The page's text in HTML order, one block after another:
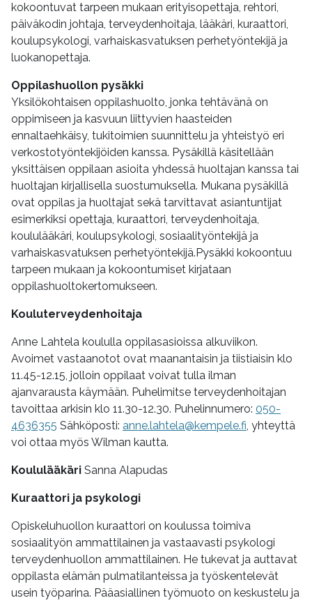
kokoontuvat tarpeen mukaan erityisopettaja, rehtori,
päiväkodin johtaja, terveydenhoitaja, lääkäri, kuraattori,
koulupsykologi, varhaiskasvatuksen perhetyöntekijä ja
luokanopettaja.
Oppilashuollon pysäkki
Yksilökohtaisen oppilashuolto, jonka tehtävänä on
oppimiseen ja kasvuun liittyvien haasteiden
ennaltaehkäisy, tukitoimien suunnittelu ja yhteistyö eri
verkostotyöntekijöiden kanssa. Pysäkillä käsitellään
yksittäisen oppilaan asioita yhdessä huoltajan kanssa tai
huoltajan kirjallisella suostumuksella. Mukana pysäkillä
ovat oppilas ja huoltajat sekä tarvittavat asiantuntijat
esimerkiksi opettaja, kuraattori, terveydenhoitaja,
koululääkäri, koulupsykologi, sosiaalityöntekijä ja
varhaiskasvatuksen perhetyöntekijä.Pysäkki kokoontuu
tarpeen mukaan ja kokoontumiset kirjataan
oppilashuoltokertomukseen.
Kouluterveydenhoitaja
Anne Lahtela koululla oppilasasioissa alkuviikon.
Avoimet vastaanotot ovat maanantaisin ja tiistiaisin klo
11.45-12.15, jolloin oppilaat voivat tulla ilman
ajanvarausta käymään. Puhelimitse terveydenhoitajan
tavoittaa arkisin klo 11.30-12.30. Puhelinnumero: 050-
4636355 Sähköposti: anne.lahtela@kempele.fi, yhteyttä
voi ottaa myös Wilman kautta.
Koululääkäri Sanna Alapudas
Kuraattori ja psykologi
Opiskeluhuollon kuraattori on koulussa toimiva
sosiaalityön ammattilainen ja vastaavasti psykologi
terveydenhuollon ammattilainen. He tukevat ja auttavat
oppilasta elämän pulmatilanteissa ja työskentelevät
usein työparina. Pääasiallinen työmuoto on keskustelu ja